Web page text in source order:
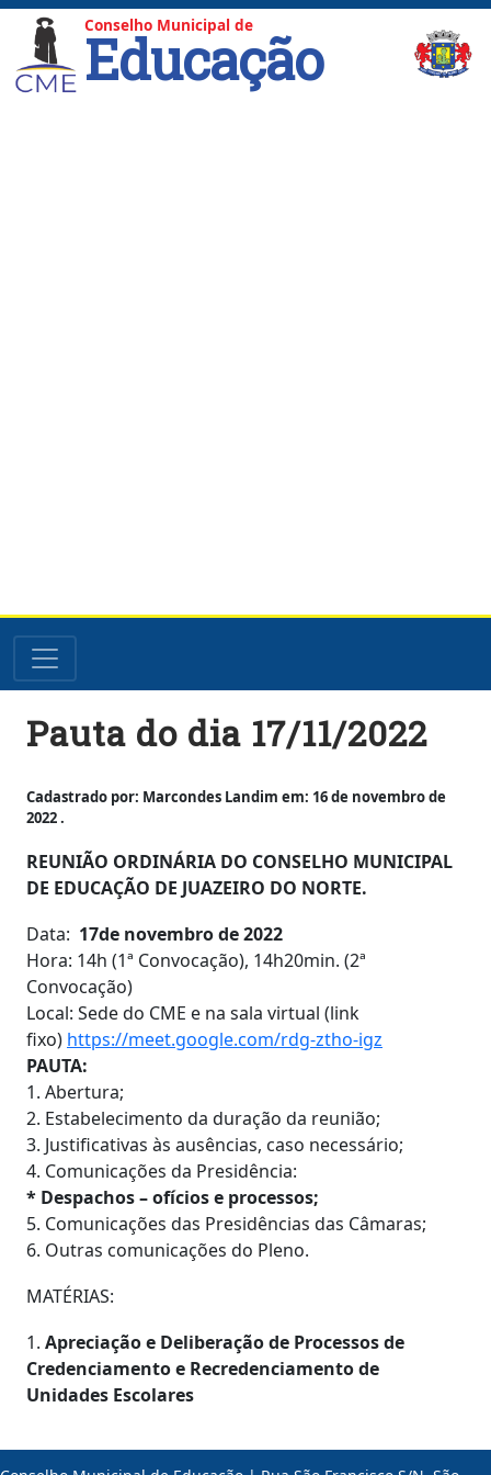
Conselho Municipal de
Educação
content
Pauta do dia 17/11/2022
Cadastrado por: Marcondes Landim em: 16 de novembro de
2022 .
REUNIÃO ORDINÁRIA DO CONSELHO MUNICIPAL
DE EDUCAÇÃO DE JUAZEIRO DO NORTE.
Data: 17de novembro de 2022
Hora: 14h (1ª Convocação), 14h20min. (2ª
Convocação)
Local: Sede do CME e na sala virtual (link
fixo) https://meet.google.com/rdg-ztho-igz
PAUTA:
1. Abertura;
2. Estabelecimento da duração da reunião;
3. Justificativas às ausências, caso necessário;
4. Comunicações da Presidência:
* Despachos – ofícios e processos;
5. Comunicações das Presidências das Câmaras;
6. Outras comunicações do Pleno.
MATÉRIAS:
1. Apreciação e Deliberação de Processos de
Credenciamento e Recredenciamento de
Unidades Escolares